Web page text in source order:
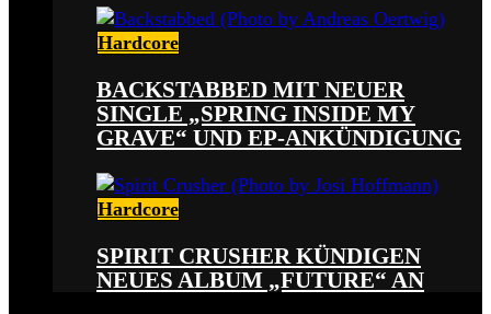
Hardcore
BACKSTABBED MIT NEUER
SINGLE „SPRING INSIDE MY
GRAVE“ UND EP-ANKÜNDIGUNG
Hardcore
SPIRIT CRUSHER KÜNDIGEN
NEUES ALBUM „FUTURE“ AN